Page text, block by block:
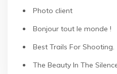
Photo client
Bonjour tout le monde !
Best Trails For Shooting.
The Beauty In The